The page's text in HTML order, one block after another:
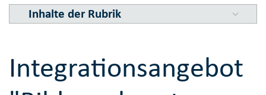
Inhalte der Rubrik
Integrationsangebot